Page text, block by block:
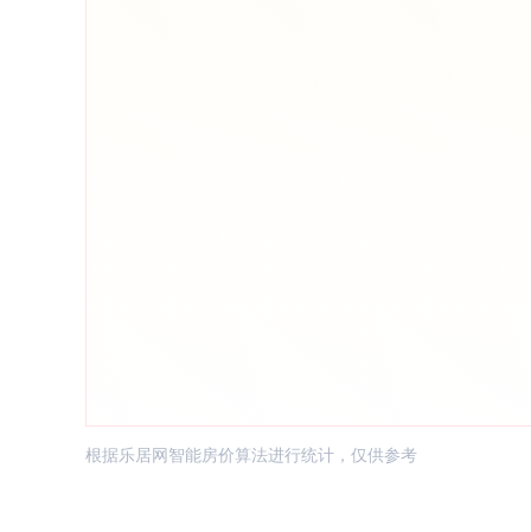
根据乐居网智能房价算法进行统计，仅供参考